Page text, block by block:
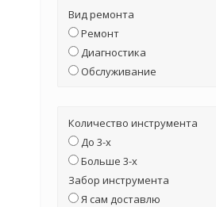
Вид ремонта
Ремонт
Диагностика
Обслуживание
Количество инструмента
До 3-х
Больше 3-х
Забор инструмента
Я сам доставлю